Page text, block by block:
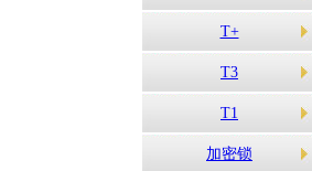
T+
T3
T1
加密锁